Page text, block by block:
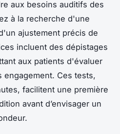
aux besoins auditifs des
à la recherche d'une
ajustement précis de
incluent des dépistages
aux patients d'évaluer
engagement. Ces tests,
facilitent une première
avant d’envisager un